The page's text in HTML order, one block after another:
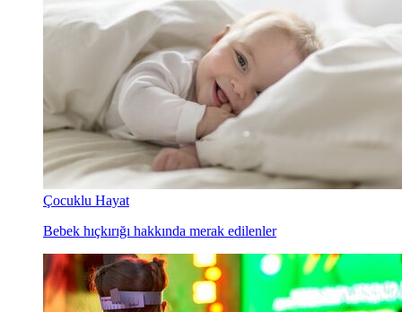
Çocuklu Hayat
Bebek hıçkırığı hakkında merak edilenler